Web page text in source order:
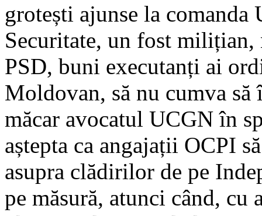
grotești ajunse la
Securitate, un fost
PSD, buni executanți ai
Moldovan, să nu cumva
măcar avocatul UCGN în
aștepta ca angajații OCPI
asupra clădirilor de pe
pe măsură, atunci când,